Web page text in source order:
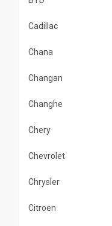
Cadillac
Chana
Changan
Changhe
Chery
Chevrolet
Chrysler
Citroen